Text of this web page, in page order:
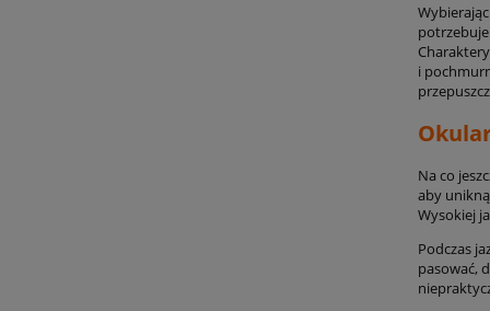
i
Na co
aby
Wysokiej
Podczas
pasować,